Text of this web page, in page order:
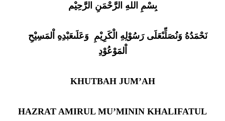
بِسْمِ اللهِ الرَّحْمَنِ الرَّحِيْم
اْلمَوْعُوْدِ
KHUTBAH JUM’AH
HAZRAT AMIRUL MU’MININ KHALIFATUL